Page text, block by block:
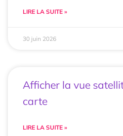
LIRE LA SUITE »
30 juin 2026
Afficher la vue
carte
LIRE LA SUITE »